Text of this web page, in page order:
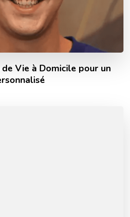
Vie à Domicile pour un